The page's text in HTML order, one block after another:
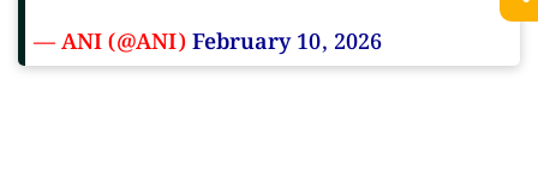
— ANI (@ANI) February 10, 2026